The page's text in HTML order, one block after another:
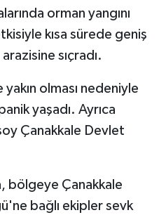
orman yangını
kısa sürede geniş
sıçradı.
yakın olması nedeniyle
yaşadı. Ayrıca
Çanakkale Devlet
bölgeye Çanakkale
bağlı ekipler sevk